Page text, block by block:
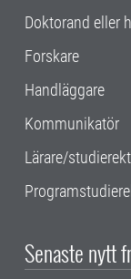
Doktorand eller
Forskare
Handläggare
Kommunikatör
Lärare/
Senaste nytt